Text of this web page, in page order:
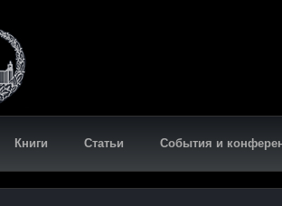
Книги Статьи События и